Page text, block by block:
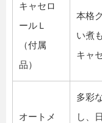
キャセロ
ールＬ
（付属
品）
本格
い煮
キャ
オートメ
多彩
し、